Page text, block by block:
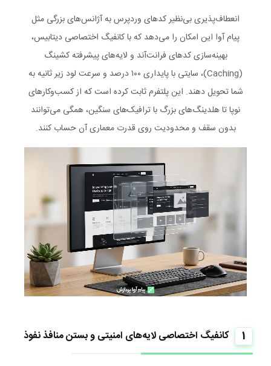
انعطاف‌پذیری بی‌نظیر کدهای وردپرس به آژانس‌های بزرگی مثل
پیام آوا این امکان را می‌دهد که با کانفیگ اختصاصی دیتابیس،
بهینه‌سازی کدهای فرانت‌آند و لایه‌های پیشرفته کشینگ
(Caching)، سایتی با پایداری ۱۰۰ درصد و سرعت لود زیر ثانیه به
شما تحویل دهند. این پلتفرم ثابت کرده است که از کسب‌وکارهای
نوپا تا هلدینگ‌های بزرگ با ترافیک‌های سنگین، همگی می‌توانند
بدون سقف و محدودیت روی قدرت معماری آن حساب کنند.
1 کانفیگ اختصاصی لایه‌های امنیتی و بستن منافذ نفوذ